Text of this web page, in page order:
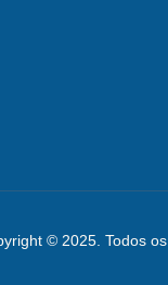
© 2025. Todos